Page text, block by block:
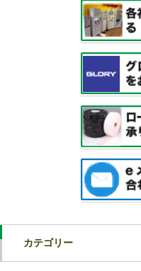
カテゴリー